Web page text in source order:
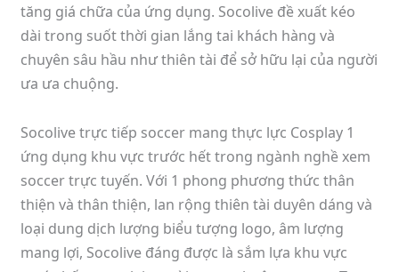
tăng giá chữa của ứng dụng. Socolive đề xuất kéo
dài trong suốt thời gian lắng tai khách hàng và
chuyên sâu hầu như thiên tài để sở hữu lại của người
ưa ưa chuộng.
Socolive trực tiếp soccer mang thực lực Cosplay 1
ứng dụng khu vực trước hết trong ngành nghề xem
soccer trực tuyến. Với 1 phong phương thức thân
thiện và thân thiện, lan rộng thiên tài duyên dáng và
loại dung dịch lượng biểu tượng logo, âm lượng
mang lợi, Socolive đáng được là sắm lựa khu vực